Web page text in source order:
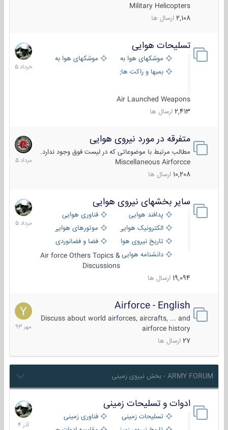
Military Helicopters
2,108 ارسال ها
تسلیحات هوایی
موشکهای هوا به هوا
موشکهای هوا به سطح
بمبها و راکت های هوایی
Air Launched Weapons
2,413 ارسال ها
30
خرداد
1405
متفرقه در مورد نیروی هوایی
مطالب مرتبط با موضوعاتی که در لیست فوق وجود ندارد.
Miscellaneous Airforcce
10,208 ارسال ها
7
مرداد
1405
سایر بخشهای نیروی هوایی
پدافند هوایی
فناوری هوایی
الکترونیک هوایی
موتورهای هوایی
تاریخ نیروی هوایی
فضا و فضانوردی
دانشنامه هواییAir force Others Topics &
Discussions
19,094 ارسال ها
2
مرداد
1405
Airforce - English
Discuss about world airforces, aircrafts, ... and
airforce history
27 ارسال ها
15
مهر
1393
ARMY FORUM - بخش نیروی زمینی
ادوات و تسلیحات زمینی
تسلیحات زمینی
فناوری زمینی
21
آذر
1404